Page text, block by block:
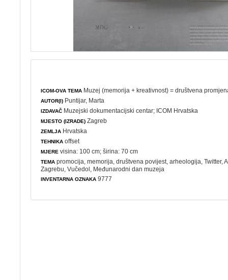
ICOM-OVA TEMA Muzej (memorija + kreativnost) = društvena
AUTOR(I) Puntijar, Marta
IZDAVAČ Muzejski dokumentacijski centar; ICOM Hrvatska
MJESTO (IZRADE) Zagreb
ZEMLJA Hrvatska
TEHNIKA offset
MJERE visina: 100 cm; širina: 70 cm
TEMA promocija ,memorija ,društvena povijest ,arheologija , Twitter,
Zagrebu, Vučedol, Međunarodni dan muzeja
INVENTARNA OZNAKA 9777